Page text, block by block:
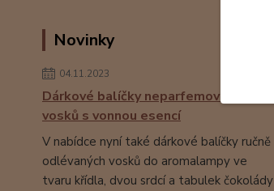
Novinky
04.11.2023
Dárkové balíčky neparfemovaných
vosků s vonnou esencí
V nabídce nyní také dárkové balíčky ručně
odlévaných vosků do aromalampy ve
tvaru křídla, dvou srdcí a tabulek čokolády